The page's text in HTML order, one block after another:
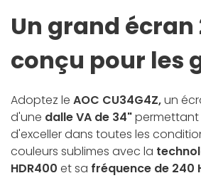
Un grand écran
conçu pour les
Adoptez le AOC CU34G4Z,un
d'une dalle VA de 34"permettant
d'exceller dans toutes les
couleurs sublimes avec la
HDR400 et sa fréquence de 240